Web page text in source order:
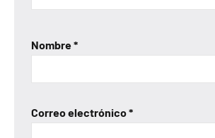
Nombre*
Correo electrónico*